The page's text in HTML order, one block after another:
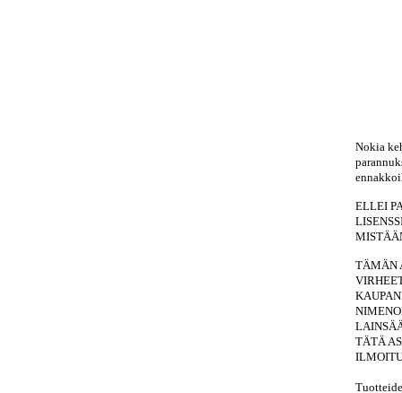
Nokia
ELLEI
TÄMÄN
TÄTÄ